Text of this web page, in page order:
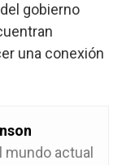
gobierno
una conexión
mundo actual